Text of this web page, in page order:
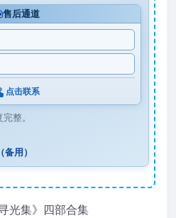
售后通道
点击联系
整。
用）
光集》四部合集